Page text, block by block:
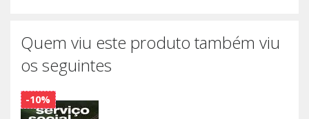
Quem viu este produto também viu
os seguintes
-10%